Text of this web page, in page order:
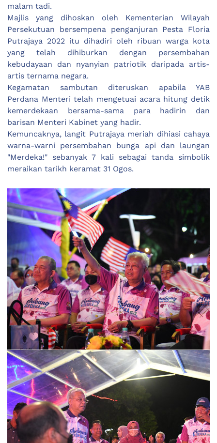
malam tadi.
Majlis yang dihoskan oleh Kementerian Wilayah
Persekutuan bersempena penganjuran Pesta Floria
Putrajaya 2022 itu dihadiri oleh ribuan warga kota
yang telah dihiburkan dengan persembahan
kebudayaan dan nyanyian patriotik daripada artis-
artis ternama negara.
Kegamatan sambutan diteruskan apabila YAB
Perdana Menteri telah mengetuai acara hitung detik
kemerdekaan bersama-sama para hadirin dan
barisan Menteri Kabinet yang hadir.
Kemuncaknya, langit Putrajaya meriah dihiasi cahaya
warna-warni persembahan bunga api dan laungan
"Merdeka!" sebanyak 7 kali sebagai tanda simbolik
meraikan tarikh keramat 31 Ogos.